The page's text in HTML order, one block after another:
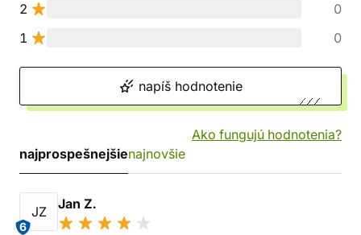
2
0
1
0
napíš hodnotenie
Ako fungujú hodnotenia?
najprospešnejšienajnovšie
JZ
6
Jan Z.